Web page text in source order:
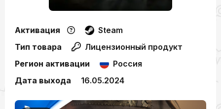
Активация
Steam
Тип товара
Лицензионный продукт
Регион активации
Россия
Дата выхода
16.05.2024